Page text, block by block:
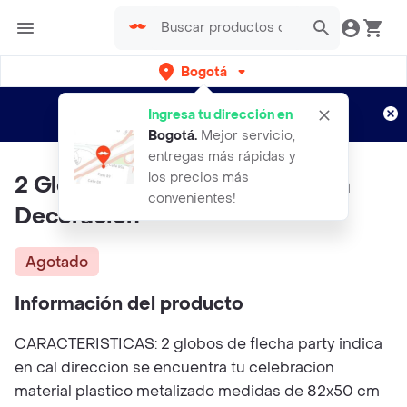
Bogotá
Ingresa tu dirección en
Bogotá. Mejor servicio,
entregas más rápidas y
los precios más
convenientes!
envíos gratis por semanas
Aplican TyC
2 Globos De Flechas Party Para
Decoracion
Agotado
Información del producto
CARACTERISTICAS: 2 globos de flecha party indica
en cal direccion se encuentra tu celebracion
material plastico metalizado medidas de 82x50 cm